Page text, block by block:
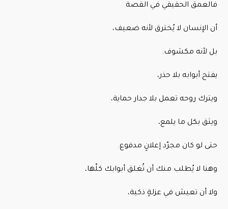
فالعمق الحقيقي في القصة
أن الإنسان لا يُخترق لأنه ضعيف،
بل لأنه مكشوف.
يفتح أبوابه بلا حذر،
ويترك روحه تعمل بلا جدار حماية،
ويثق بكل ما يلمع،
حتى لو كان مجرّد إعلانٍ مدفوع.
وهنا لا يُطلب منك أن تُغلق أبوابك كلّها،
ولا أن تعيش في عزلةٍ ذكية،